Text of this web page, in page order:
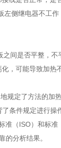
侧继电器不工作
间是否平整，不
，可能导致加热
定了方法的加
条件规定进行操
（ISO）和标准
的分析结果。